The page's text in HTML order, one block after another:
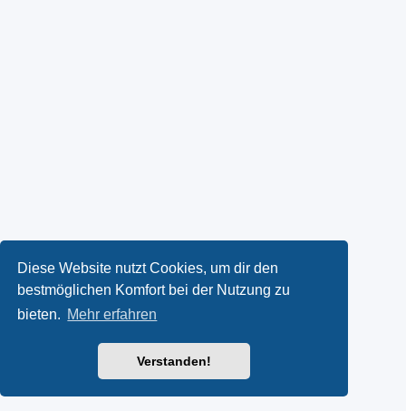
Diese Website nutzt Cookies, um dir den
bestmöglichen Komfort bei der Nutzung zu
bieten. Mehr erfahren
Verstanden!